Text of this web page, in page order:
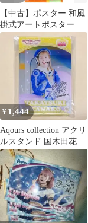
【中古】ポスター 和風
掛式アートポスター 高
海千歌 「一番くじ ラブ
ライブ!サンシャイン!!
～Aqours 晴れ着
Collection～」 A賞
¥ 1,444
Aqours collection アクリ
ルスタンド 国木田花丸
高槻かなこ